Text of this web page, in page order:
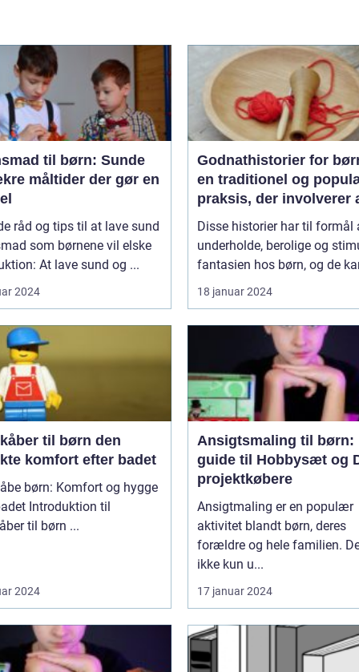
til børn: Sunde
måltider der gør en
råd og tips til at lave sund
som børnene vil elske
At lave sund og ...
2024
Godnathistorier for
en traditionel og
praksis, der involverer
fortælle historier til
som en del af deres
sengetidsrutine
Disse historier har til formål
underholde, berolige og
fantasien hos børn, og de
18 januar 2024
til børn den
komfort efter badet
børn: Komfort og hygge
til
badekåber til børn ...
2024
Ansigtsmaling til børn:
guide til Hobbysæt og
projektkøbere
Ansigtmaling er en populær
aktivitet blandt børn, deres
forældre og hele familien.
ikke kun u...
17 januar 2024